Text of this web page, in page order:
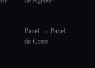
Panel → Panel
de Coste